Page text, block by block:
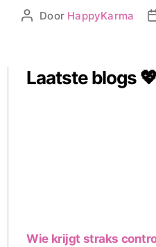
Berichtauteur
Door HappyKarma
Laatste blogs 💖
Wie krijgt straks